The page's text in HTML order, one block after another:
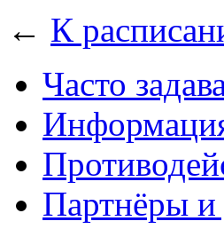
← К
Часто
Партнёры и